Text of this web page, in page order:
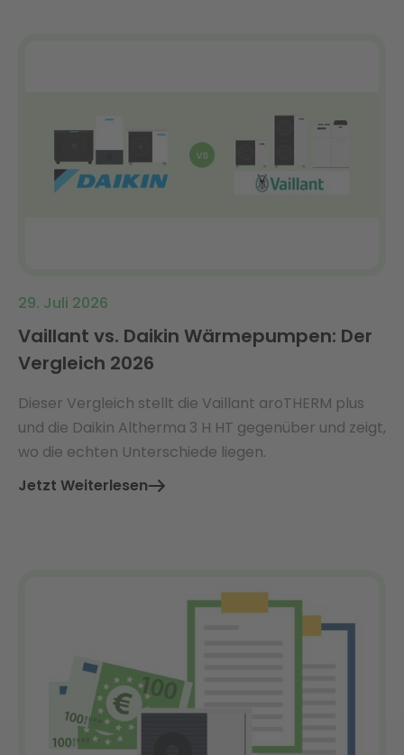
29. Juli 2026
Vaillant vs. Daikin Wärmepumpen: Der
Vergleich 2026
Dieser Vergleich stellt die Vaillant aroTHERM plus
und die Daikin Altherma 3 H HT gegenüber und zeigt,
wo die echten Unterschiede liegen.
Jetzt Weiterlesen